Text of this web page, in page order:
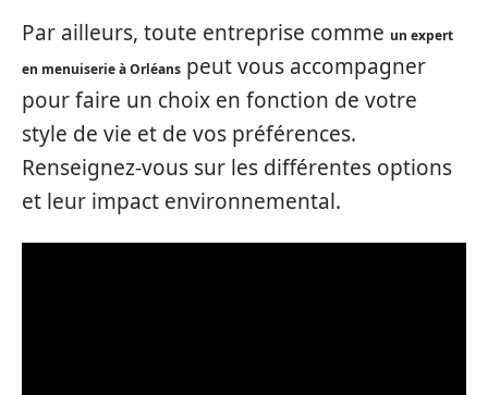
Par ailleurs, toute entreprise comme un expert
en menuiserie à Orléans peut vous accompagner
pour faire un choix en fonction de votre
style de vie et de vos préférences.
Renseignez-vous sur les différentes options
et leur impact environnemental.